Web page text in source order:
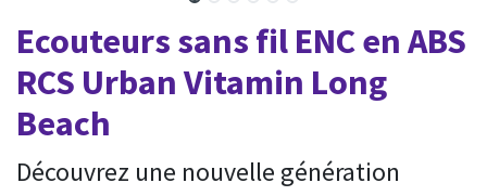
Ecouteurs sans fil ENC en ABS
RCS Urban Vitamin Long
Beach
Découvrez une nouvelle génération